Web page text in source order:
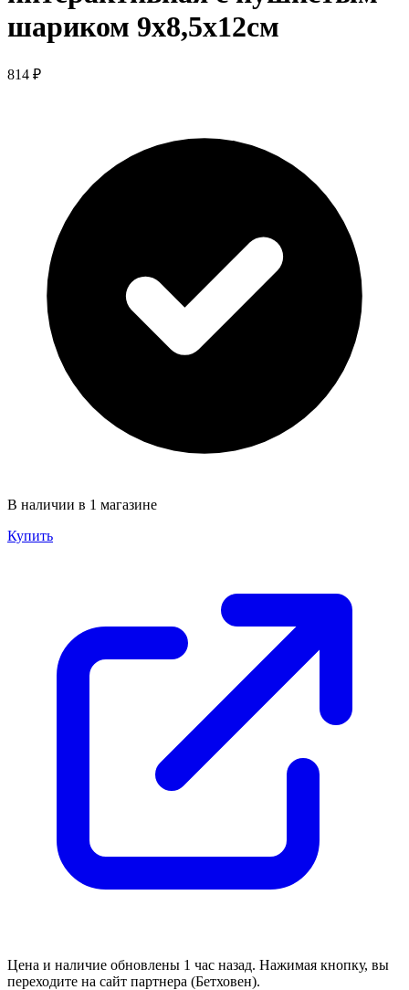
шариком 9х8,5х12см
814 ₽
В наличии в 1 магазине
Купить
Цена и наличие обновлены 1 час назад. Нажимая кнопку, вы
переходите на сайт партнера (Бетховен).